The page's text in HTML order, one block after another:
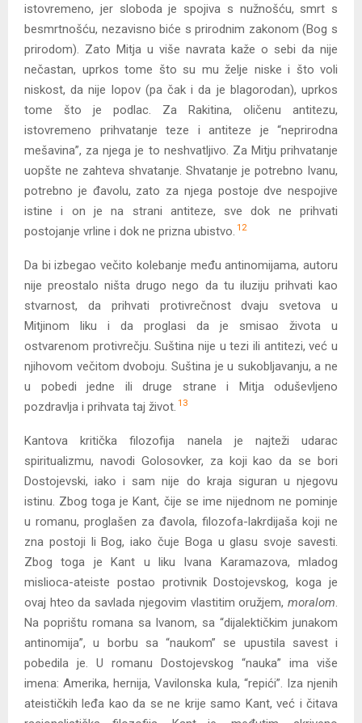
istovremeno, jer sloboda je spojiva s nužnošću, smrt s
besmrtnošću, nezavisno biće s prirodnim zakonom (Bog s
prirodom). Zato Mitja u više navrata kaže o sebi da nije
nečastan, uprkos tome što su mu želje niske i što voli
niskost, da nije lopov (pa čak i da je blagorodan), uprkos
tome što je podlac. Za Rakitina, oličenu antitezu,
istovremeno prihvatanje teze i antiteze je “neprirodna
mešavina”, za njega je to neshvatljivo. Za Mitju prihvatanje
uopšte ne zahteva shvatanje. Shvatanje je potrebno Ivanu,
potrebno je đavolu, zato za njega postoje dve nespojive
istine i on je na strani antiteze, sve dok ne prihvati
postojanje vrline i dok ne prizna ubistvo. 12
Da bi izbegao večito kolebanje među antinomijama, autoru
nije preostalo ništa drugo nego da tu iluziju prihvati kao
stvarnost, da prihvati protivrečnost dvaju svetova u
Mitjinom liku i da proglasi da je smisao života u
ostvarenom protivrečju. Suština nije u tezi ili antitezi, već u
njihovom večitom dvoboju. Suština je u sukobljavanju, a ne
u pobedi jedne ili druge strane i Mitja oduševljeno
pozdravlja i prihvata taj život. 13
Kantova kritička filozofija nanela je najteži udarac
spiritualizmu, navodi Golosovker, za koji kao da se bori
Dostojevski, iako i sam nije do kraja siguran u njegovu
istinu. Zbog toga je Kant, čije se ime nijednom ne pominje
u romanu, proglašen za đavola, filozofa-lakrdijaša koji ne
zna postoji li Bog, iako čuje Boga u glasu svoje savesti.
Zbog toga je Kant u liku Ivana Karamazova, mladog
mislioca-ateiste postao protivnik Dostojevskog, koga je
ovaj hteo da savlada njegovim vlastitim oružjem, moralom
Na poprištu romana sa Ivanom, sa “dijalektičkim junakom
antinomija”, u borbu sa “naukom” se upustila savest i
pobedila je. U romanu Dostojevskog “nauka” ima više
imena: Amerika, hernija, Vavilonska kula, “repići”. Iza njenih
ateističkih leđa kao da se ne krije samo Kant, već i čitava